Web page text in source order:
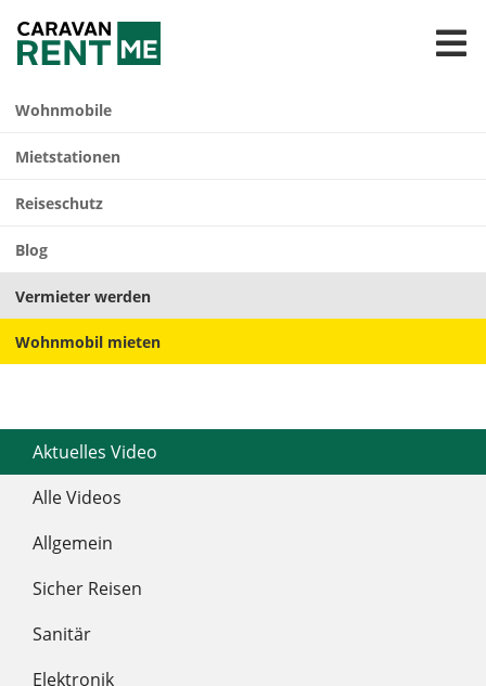

Wohnmobile
Mietstationen
Reiseschutz
Blog
Vermieter werden
Wohnmobil mieten
Aktuelles Video
Alle Videos
Allgemein
Sicher Reisen
Sanitär
Elektronik